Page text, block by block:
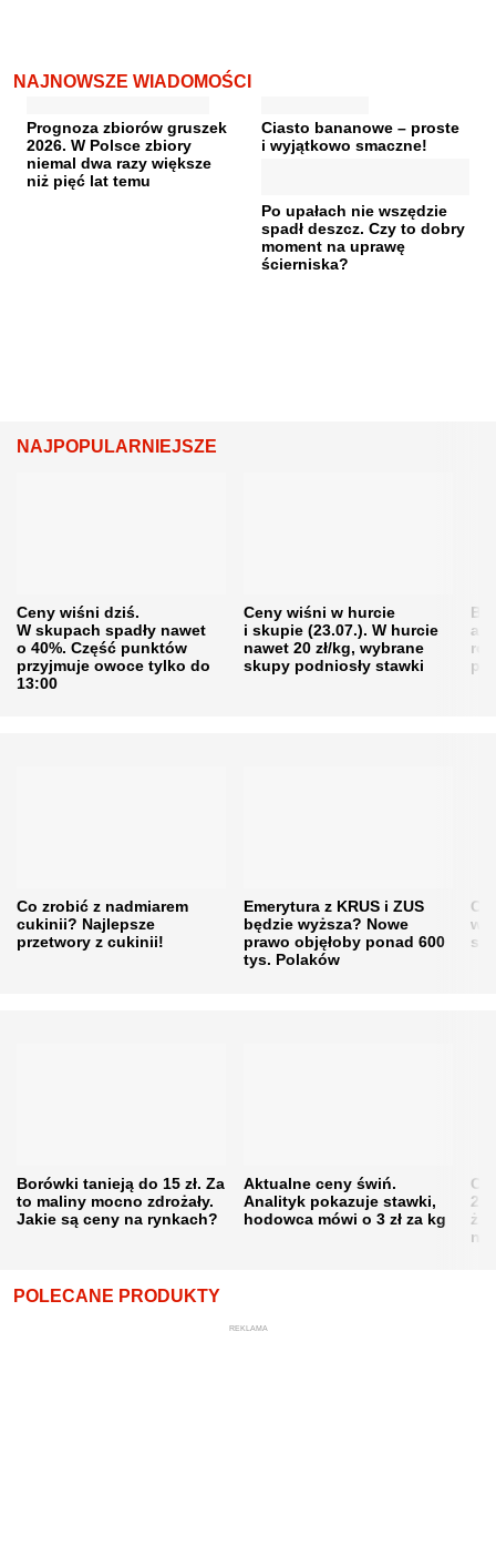
NAJNOWSZE WIADOMOŚCI
Prognoza zbiorów gruszek
2026. W Polsce zbiory
niemal dwa razy większe
niż pięć lat temu
Ciasto bananowe – proste
i wyjątkowo smaczne!
Po upałach nie wszędzie
spadł deszcz. Czy to dobry
moment na uprawę
ścierniska?
NAJPOPULARNIEJSZE
Ceny wiśni dziś.
W skupach spadły nawet
o 40%. Część punktów
przyjmuje owoce tylko do
13:00
Ceny wiśni w hurcie
i skupie (23.07.). W hurcie
nawet 20 zł/kg, wybrane
skupy podniosły stawki
Co zrobić z nadmiarem
cukinii? Najlepsze
przetwory z cukinii!
Emerytura z KRUS i ZUS
będzie wyższa? Nowe
prawo objęłoby ponad 600
tys. Polaków
w
Borówki tanieją do 15 zł. Za
to maliny mocno zdrożały.
Jakie są ceny na rynkach?
Aktualne ceny świń.
Analityk pokazuje stawki,
hodowca mówi o 3 zł za kg
POLECANE PRODUKTY
REKLAMA